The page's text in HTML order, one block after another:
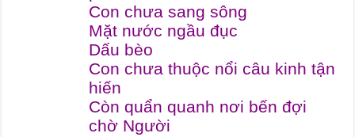
Con chưa sang sông
Mặt nước ngầu đục
Dấu bèo
Con chưa thuộc nổi câu kinh tận
hiến
Còn quẩn quanh nơi bến đợi
chờ Người